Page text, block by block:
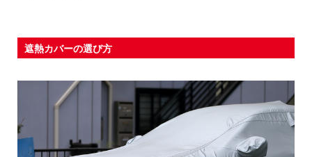
遮熱カバーの選び方